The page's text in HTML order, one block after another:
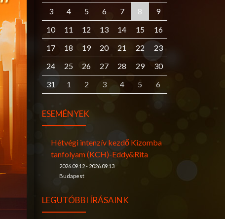
3
4 5 6 7 8
9
10
11 12 13 14 15
16
17
18 19 20 21 22
23
24
25 26 27 28 29
30
31
1 2 3 4 5 6
ESEMÉNYEK
Hétvégi intenzív kezdő Kizomba
tanfolyam (KCH)-Eddy&Rita
2026.09.12 - 2026.09.13
Budapest
LEGUTÓBBI ÍRÁSAINK